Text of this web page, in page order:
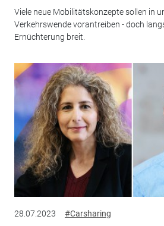
Viele neue Mobilitätskonzepte sollen in
Verkehrswende vorantreiben - doch
Ernüchterung breit.
28.07.2023 #Carsharing